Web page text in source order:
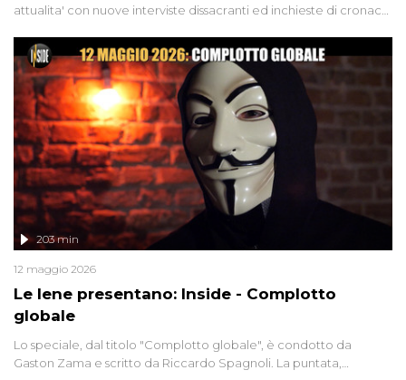
attualita' con nuove interviste dissacranti ed inchieste di cronaca
Le Iene presentano: Inside - Complotto
globale
203 min
12 maggio 2026
Lo speciale, dal titolo "Complotto globale", è condotto da
Gaston Zama e scritto da Riccardo Spagnoli. La puntata,